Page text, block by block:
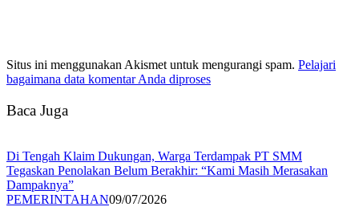
Situs ini menggunakan Akismet untuk mengurangi spam. Pelajari
bagaimana data komentar Anda diproses
Baca Juga
Di Tengah Klaim Dukungan, Warga Terdampak PT SMM
Tegaskan Penolakan Belum Berakhir: “Kami Masih Merasakan
Dampaknya”
PEMERINTAHAN09/07/2026